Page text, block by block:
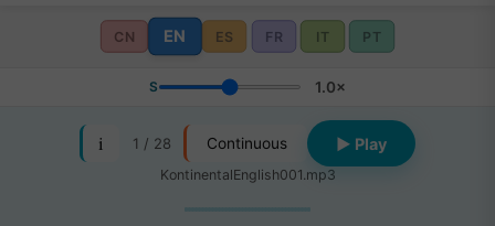
CN EN ES FR IT PT
S 1.0×
i
KontinentalEnglish001.mp3
1 / 28 Continuous ▶ Play